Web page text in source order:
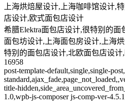
上海烘焙屋设计,上海咖啡馆设计,
店设计,欧式面包店设计
希腊Elektra面包店设计,很特别的
面包坊设计,上海面包房设计,上海
特别的面包店设计,北欧面包店设
16958
post-template-default,single,single-
title-
1.0,wpb-js-composer js-comp-ver-